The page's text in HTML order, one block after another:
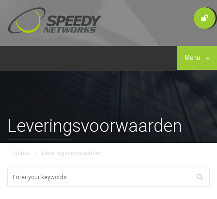
Menu ≡
Leveringsvoorwaarden
Home / Leveringsvoorwaarden